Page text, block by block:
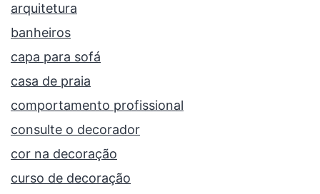
arquitetura
banheiros
capa para sofá
casa de praia
comportamento profissional
consulte o decorador
cor na decoração
curso de decoração